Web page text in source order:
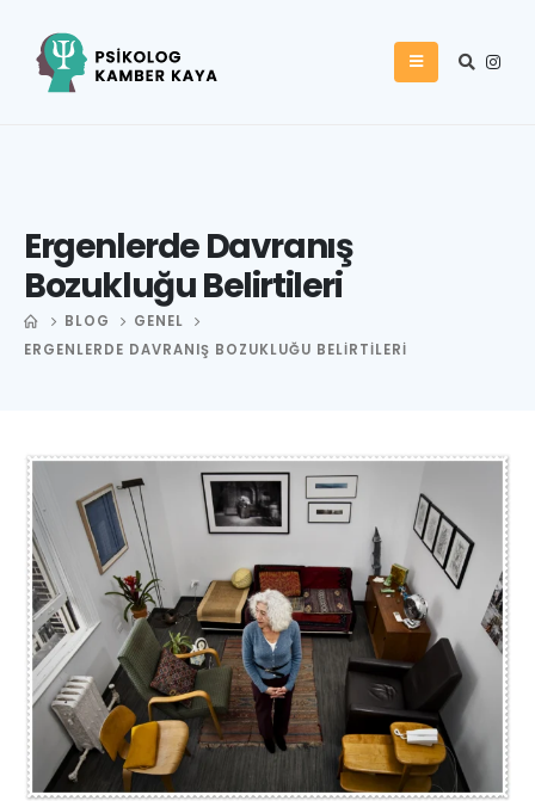
Ergenlerde Davranış
Bozukluğu Belirtileri
BLOG
GENEL
ERGENLERDE DAVRANIŞ BOZUKLUĞU BELIRTILERI